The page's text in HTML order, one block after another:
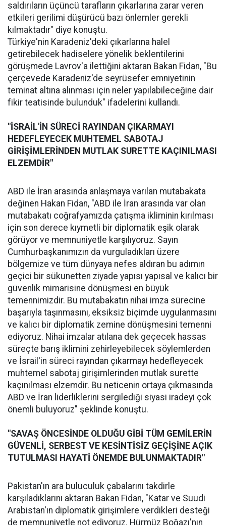
saldırıların üçüncü tarafların çıkarlarına zarar veren
etkileri gerilimi düşürücü bazı önlemler gerekli
kılmaktadır" diye konuştu.
Türkiye'nin Karadeniz'deki çıkarlarına halel
getirebilecek hadiselere yönelik beklentilerini
görüşmede Lavrov'a ilettiğini aktaran Bakan Fidan, "Bu
çerçevede Karadeniz'de seyrüsefer emniyetinin
teminat altına alınması için neler yapılabileceğine dair
fikir teatisinde bulunduk" ifadelerini kullandı.
"İSRAİL'İN SÜRECİ RAYINDAN ÇIKARMAYI
HEDEFLEYECEK MUHTEMEL SABOTAJ
GİRİŞİMLERİNDEN MUTLAK SURETTE KAÇINILMASI
ELZEMDİR"
ABD ile İran arasında anlaşmaya varılan mutabakata
değinen Hakan Fidan, "ABD ile İran arasında var olan
mutabakatı coğrafyamızda çatışma ikliminin kırılması
için son derece kıymetli bir diplomatik eşik olarak
görüyor ve memnuniyetle karşılıyoruz. Sayın
Cumhurbaşkanımızın da vurguladıkları üzere
bölgemize ve tüm dünyaya nefes aldıran bu adımın
geçici bir sükunetten ziyade yapısı yapısal ve kalıcı bir
güvenlik mimarisine dönüşmesi en büyük
temennimizdir. Bu mutabakatın nihai imza sürecine
başarıyla taşınmasını, eksiksiz biçimde uygulanmasını
ve kalıcı bir diplomatik zemine dönüşmesini temenni
ediyoruz. Nihai imzalar atılana dek geçecek hassas
süreçte barış iklimini zehirleyebilecek söylemlerden
ve İsrail'in süreci rayından çıkarmayı hedefleyecek
muhtemel sabotaj girişimlerinden mutlak surette
kaçınılması elzemdir. Bu neticenin ortaya çıkmasında
ABD ve İran liderliklerini sergilediği siyasi iradeyi çok
önemli buluyoruz" şeklinde konuştu.
"SAVAŞ ÖNCESİNDE OLDUĞU GİBİ TÜM GEMİLERİN
GÜVENLİ, SERBEST VE KESİNTİSİZ GEÇİŞİNE AÇIK
TUTULMASI HAYATİ ÖNEMDE BULUNMAKTADIR"
Pakistan'ın ara buluculuk çabalarını takdirle
karşıladıklarını aktaran Bakan Fidan, "Katar ve Suudi
Arabistan'ın diplomatik girişimlere verdikleri desteği
de memnuniyetle not ediyoruz. Hürmüz Boğazı'nın